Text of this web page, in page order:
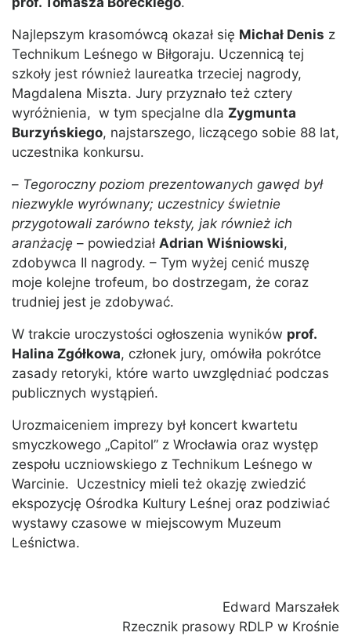
Najlepszym krasomówcą okazał się Michał Denis z
Technikum Leśnego w Biłgoraju. Uczennicą tej
szkoły jest również laureatka trzeciej nagrody,
Magdalena Miszta. Jury przyznało też cztery
wyróżnienia, w tym specjalne dla Zygmunta
Burzyńskiego, najstarszego, liczącego sobie 88 lat,
uczestnika konkursu.
– Tegoroczny poziom prezentowanych gawęd był
niezwykle wyrównany; uczestnicy świetnie
przygotowali zarówno teksty, jak również ich
aranżację – powiedział Adrian Wiśniowski,
zdobywca II nagrody. – Tym wyżej cenić muszę
moje kolejne trofeum, bo dostrzegam, że coraz
trudniej jest je zdobywać.
W trakcie uroczystości ogłoszenia wyników prof.
Halina Zgółkowa, członek jury, omówiła pokrótce
zasady retoryki, które warto uwzględniać podczas
publicznych wystąpień.
Urozmaiceniem imprezy był koncert kwartetu
smyczkowego „Capitol” z Wrocławia oraz występ
zespołu uczniowskiego z Technikum Leśnego w
Warcinie. Uczestnicy mieli też okazję zwiedzić
ekspozycję Ośrodka Kultury Leśnej oraz podziwiać
wystawy czasowe w miejscowym Muzeum
Leśnictwa.
Edward Marszałek
Rzecznik prasowy RDLP w Krośnie